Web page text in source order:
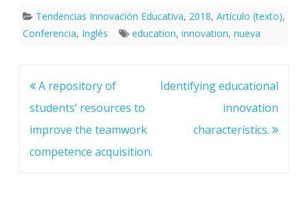
Tendencias Innovación Educativa, 2018, Artículo (texto),
Conferencia, Inglés education, innovation, nueva
Navegación
de
entradas
A repository of
students’ resources to
improve the teamwork
competence acquisition.
Identifying educational
innovation
characteristics.